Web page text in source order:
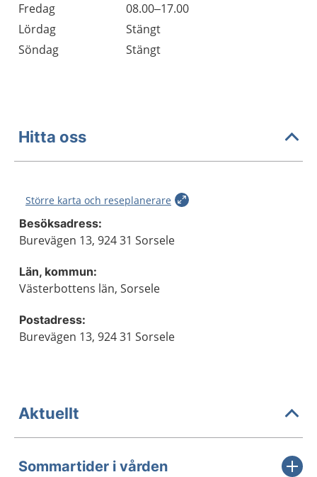
Fredag
08.00–17.00
Lördag
Stängt
Söndag
Stängt
Hitta oss
Större karta och reseplanerare
Besöksadress:
Burevägen 13, 924 31 Sorsele
Län, kommun:
Västerbottens län, Sorsele
Postadress:
Burevägen 13, 924 31 Sorsele
Aktuellt
Sommartider i vården